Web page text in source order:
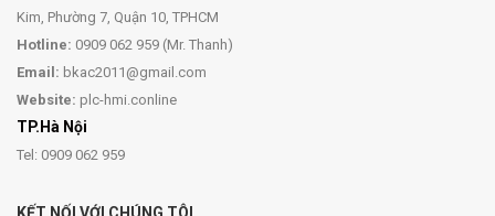
Kim, Phường 7, Quận 10, TPHCM
Hotline: 0909 062 959 (Mr. Thanh)
Email: bkac2011@gmail.com
Website: plc-hmi.conline
TP.Hà Nội
Tel: 0909 062 959